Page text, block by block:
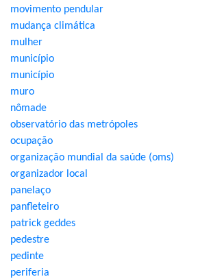
movimento pendular
mudança climática
mulher
município
município
muro
nômade
observatório das metrópoles
ocupação
organização mundial da saúde (oms)
organizador local
panelaço
panfleteiro
patrick geddes
pedestre
pedinte
periferia